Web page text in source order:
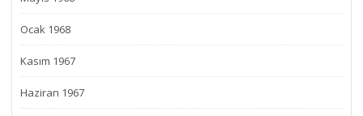
Ocak 1968
Kasım 1967
Haziran 1967